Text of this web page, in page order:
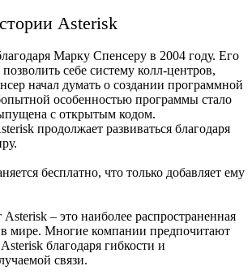
Asterisk
Марку Спенсеру в 2004 году. Его
себе систему колл-центров,
начал думать о создании программной
особенностью программы стало
с открытым кодом.
продолжает развиваться благодаря
бесплатно, что только добавляет ему
– это наиболее распространенная
мире. Многие компании предпочитают
благодаря гибкости и
связи.